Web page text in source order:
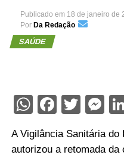
Publicado em 18 de janeiro de
Por Da Redação
SAÚDE
WhatsApp
A Vigilância Sanitária
autorizou a retomada da